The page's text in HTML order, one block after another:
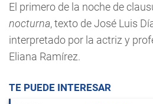
El primero de la noche de
nocturna, texto de José Luis
interpretado por la actriz y
Eliana Ramírez.
TE PUEDE INTERESAR